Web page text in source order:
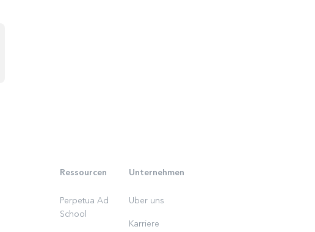
Ressourcen
Perpetua Ad
School
Unternehmen
Uber uns
Karriere